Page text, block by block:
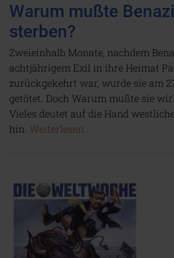
Warum mußte
sterben?
Zweieinhalb Monate, nachdem
achtjährigem Exil in ihre Heimat
zurückgekehrt war, wurde sie am
getötet. Doch Warum mußte sie
Vieles deutet auf die Hand
hin. Weiterlesen...